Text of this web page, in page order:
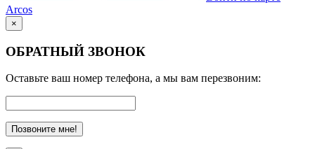
Arcos
×
ОБРАТНЫЙ ЗВОНОК
Оставьте ваш номер телефона, а мы вам перезвоним:
Позвоните мне!